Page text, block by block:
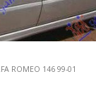
ROMEO 146 99-01